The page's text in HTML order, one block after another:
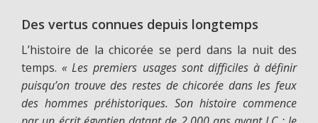
Des vertus connues depuis longtemps
L’histoire de la chicorée se perd dans la nuit des
temps.« Les premiers usages sont difficiles à définir
puisqu’on trouve des restes de chicorée dans les feux
des hommes préhistoriques. Son histoire commence